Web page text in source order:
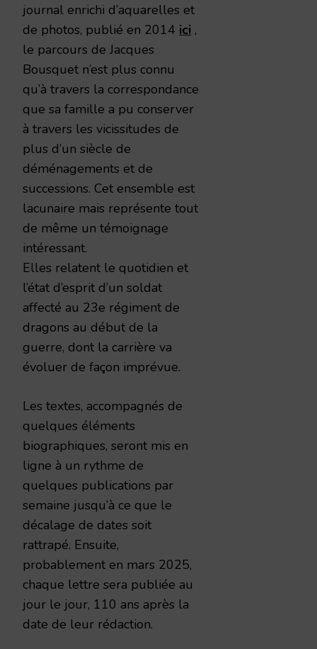
journal enrichi d’aquarelles et
de photos, publié en 2014 ici ,
le parcours de Jacques
Bousquet n’est plus connu
qu’à travers la correspondance
que sa famille a pu conserver
à travers les vicissitudes de
plus d’un siècle de
déménagements et de
successions. Cet ensemble est
lacunaire mais représente tout
de même un témoignage
intéressant.
Elles relatent le quotidien et
l’état d’esprit d’un soldat
affecté au 23e régiment de
dragons au début de la
guerre, dont la carrière va
évoluer de façon imprévue.
Les textes, accompagnés de
quelques éléments
biographiques, seront mis en
ligne à un rythme de
quelques publications par
semaine jusqu’à ce que le
décalage de dates soit
rattrapé. Ensuite,
probablement en mars 2025,
chaque lettre sera publiée au
jour le jour, 110 ans après la
date de leur rédaction.